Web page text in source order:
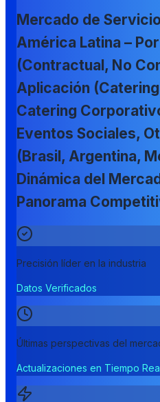
Mercado de
América Latina –
(Contractual, No
Aplicación
Catering
Eventos Sociales,
(Brasil, Argentina,
Dinámica del
Panorama
Precisión líder en la industria
Datos Verificados
Últimas perspectivas del
Actualizaciones en Tiempo